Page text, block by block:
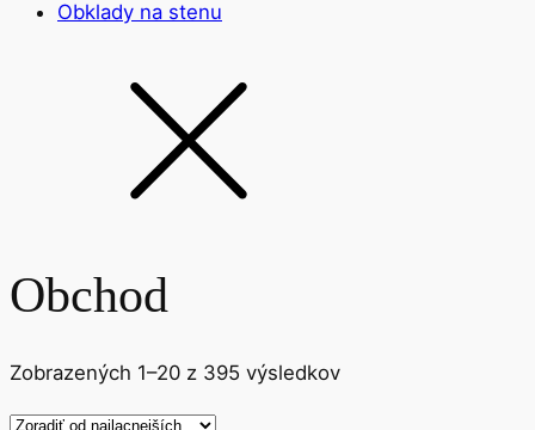
Obklady na stenu
Obchod
Zobrazených 1–20 z 395 výsledkovZoradené